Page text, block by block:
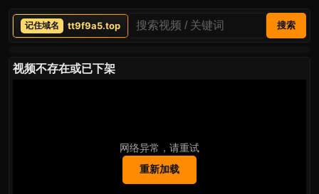
tt9f9a5.top 搜索
视频不存在或已下架
网络异常，请重试
重新加载